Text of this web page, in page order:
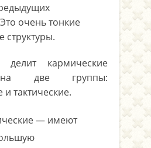
очень тонкие
структуры.
кармические
на две группы:
и тактические.
— имеют